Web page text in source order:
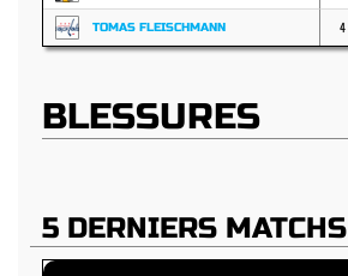
TOMAS FLEISCHMANN 4
BLESSURES
5 DERNIERS MATCHS